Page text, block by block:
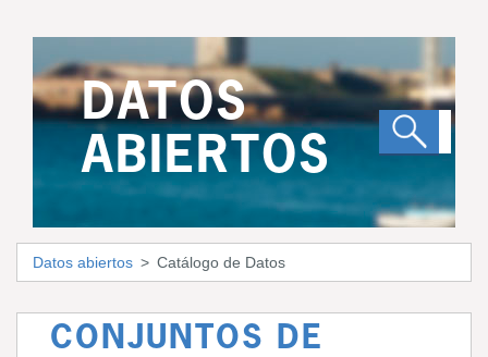
DATOS
ABIERTOS
Datos abiertos Catálogo de Datos
CONJUNTOS DE